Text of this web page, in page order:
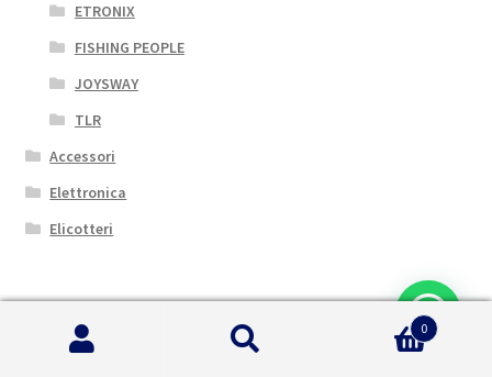
ETRONIX
FISHING PEOPLE
JOYSWAY
TLR
Accessori
Elettronica
Elicotteri
KYOSHO
0